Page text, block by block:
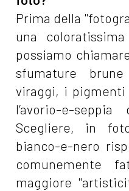
Prima della
una
possiamo
sfumature
viraggi, i
l’avorio-e-
Scegliere, in
bianco-e-nero
comunemente
maggiore